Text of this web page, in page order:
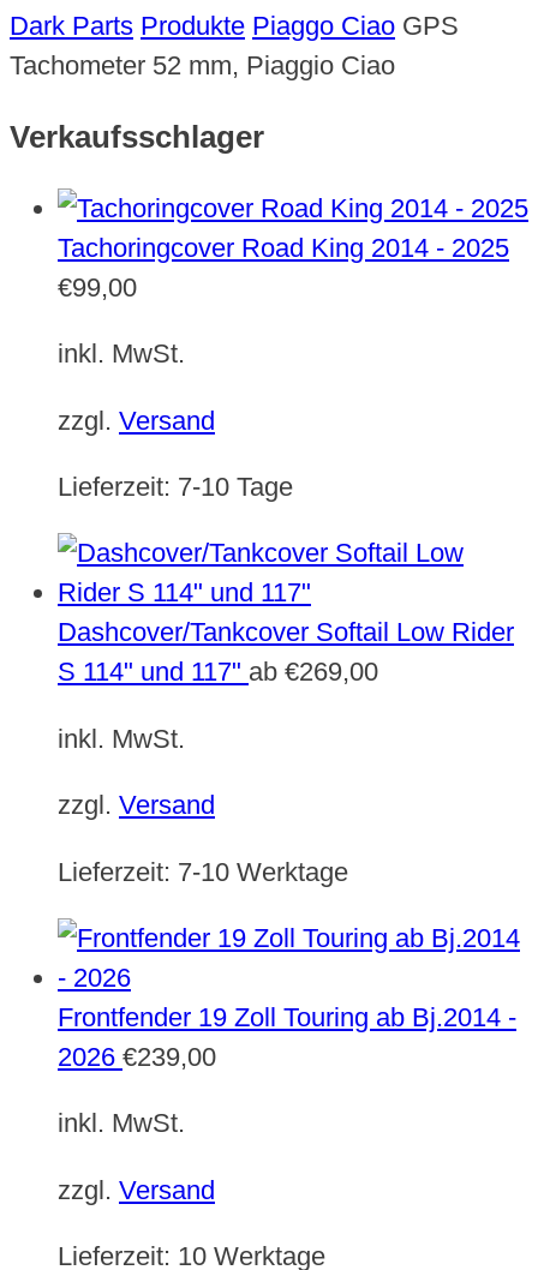
Dark Parts Produkte Piaggo Ciao GPS
Tachometer 52 mm, Piaggio Ciao
Verkaufsschlager
Tachoringcover Road King 2014 - 2025
€99,00
inkl. MwSt.
zzgl. Versand
Lieferzeit: 7-10 Tage
Dashcover/Tankcover Softail Low Rider
S 114" und 117" ab €269,00
inkl. MwSt.
zzgl. Versand
Lieferzeit: 7-10 Werktage
Frontfender 19 Zoll Touring ab Bj.2014 -
2026 €239,00
inkl. MwSt.
zzgl. Versand
Lieferzeit: 10 Werktage